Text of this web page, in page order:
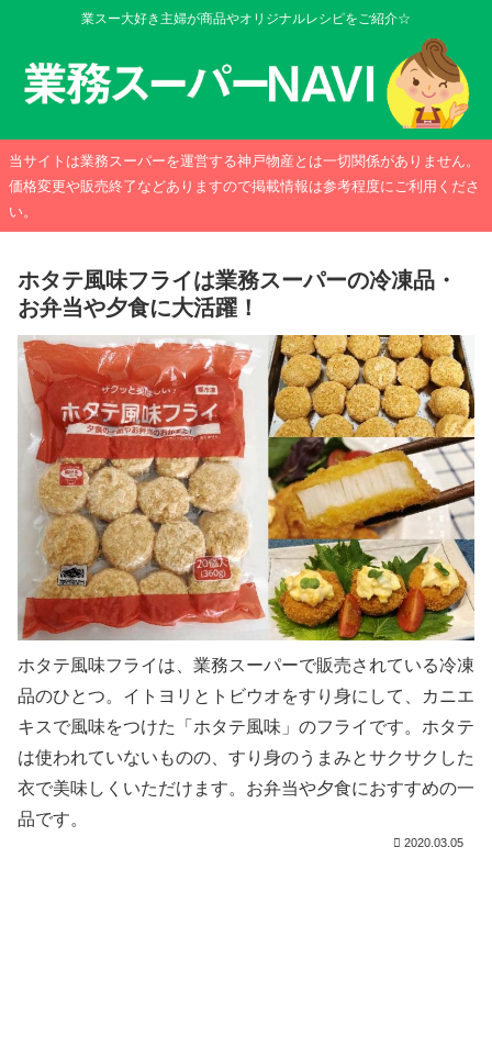
業スー大好き主婦が商品やオリジナルレシピをご紹介☆
当サイトは業務スーパーを運営する神戸物産とは一切関係がありません。
価格変更や販売終了などありますので掲載情報は参考程度にご利用くださ
い。
ホタテ風味フライは業務スーパーの冷凍品・
お弁当や夕食に大活躍！
ホタテ風味フライは、業務スーパーで販売されている冷凍
品のひとつ。イトヨリとトビウオをすり身にして、カニエ
キスで風味をつけた「ホタテ風味」のフライです。ホタテ
は使われていないものの、すり身のうまみとサクサクした
衣で美味しくいただけます。お弁当や夕食におすすめの一
品です。
2020.03.05